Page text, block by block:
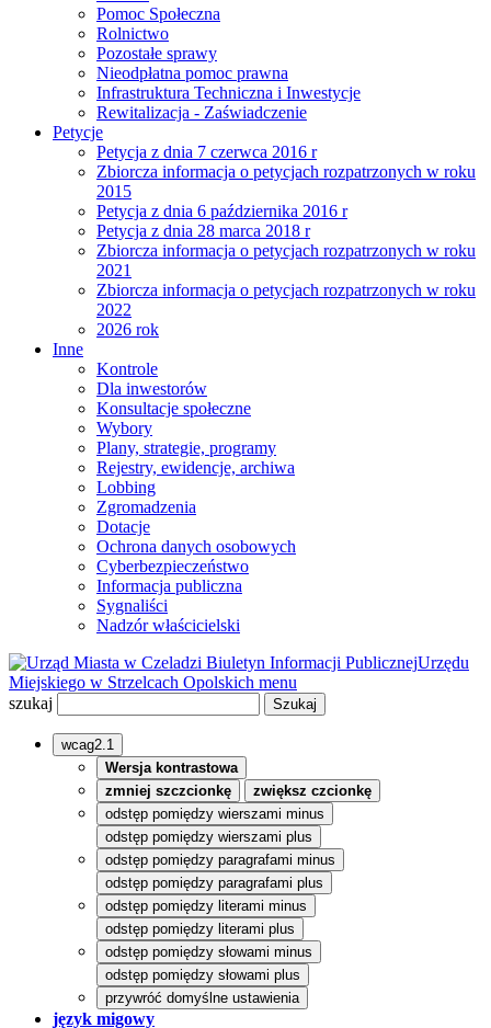
Pomoc Społeczna
Rolnictwo
Pozostałe sprawy
Nieodpłatna pomoc prawna
Infrastruktura Techniczna i Inwestycje
Rewitalizacja - Zaświadczenie
Petycje
Petycja z dnia 7 czerwca 2016 r
Zbiorcza informacja o petycjach rozpatrzonych w roku
2015
Petycja z dnia 6 października 2016 r
Petycja z dnia 28 marca 2018 r
Zbiorcza informacja o petycjach rozpatrzonych w roku
2021
Zbiorcza informacja o petycjach rozpatrzonych w roku
2022
2026 rok
Inne
Kontrole
Dla inwestorów
Konsultacje społeczne
Wybory
Plany, strategie, programy
Rejestry, ewidencje, archiwa
Lobbing
Zgromadzenia
Dotacje
Ochrona danych osobowych
Cyberbezpieczeństwo
Informacja publiczna
Sygnaliści
Nadzór właścicielski
Biuletyn Informacji PublicznejUrzędu
Miejskiego w Strzelcach Opolskich menu
szukaj
wcag2.1
Wersja kontrastowa
zmniej szczcionkę
zwiększ czcionkę
odstęp pomiędzy wierszami minus
odstęp pomiędzy wierszami plus
odstęp pomiędzy paragrafami minus
odstęp pomiędzy paragrafami plus
odstęp pomiędzy literami minus
odstęp pomiędzy literami plus
odstęp pomiędzy słowami minus
odstęp pomiędzy słowami plus
przywróć domyślne ustawienia
język migowy